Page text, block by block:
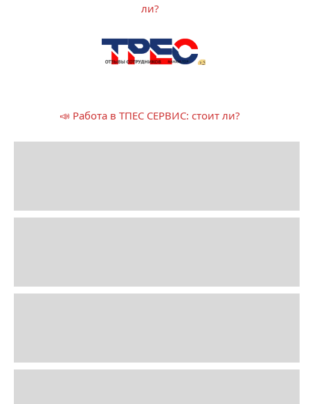
ли?
📣 Работа в ТПЕС СЕРВИС: стоит ли?